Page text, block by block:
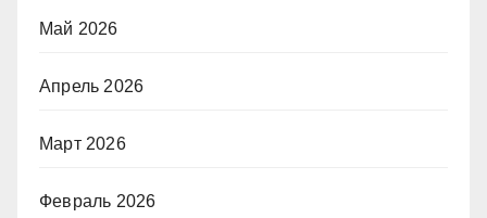
Май 2026
Апрель 2026
Март 2026
Февраль 2026